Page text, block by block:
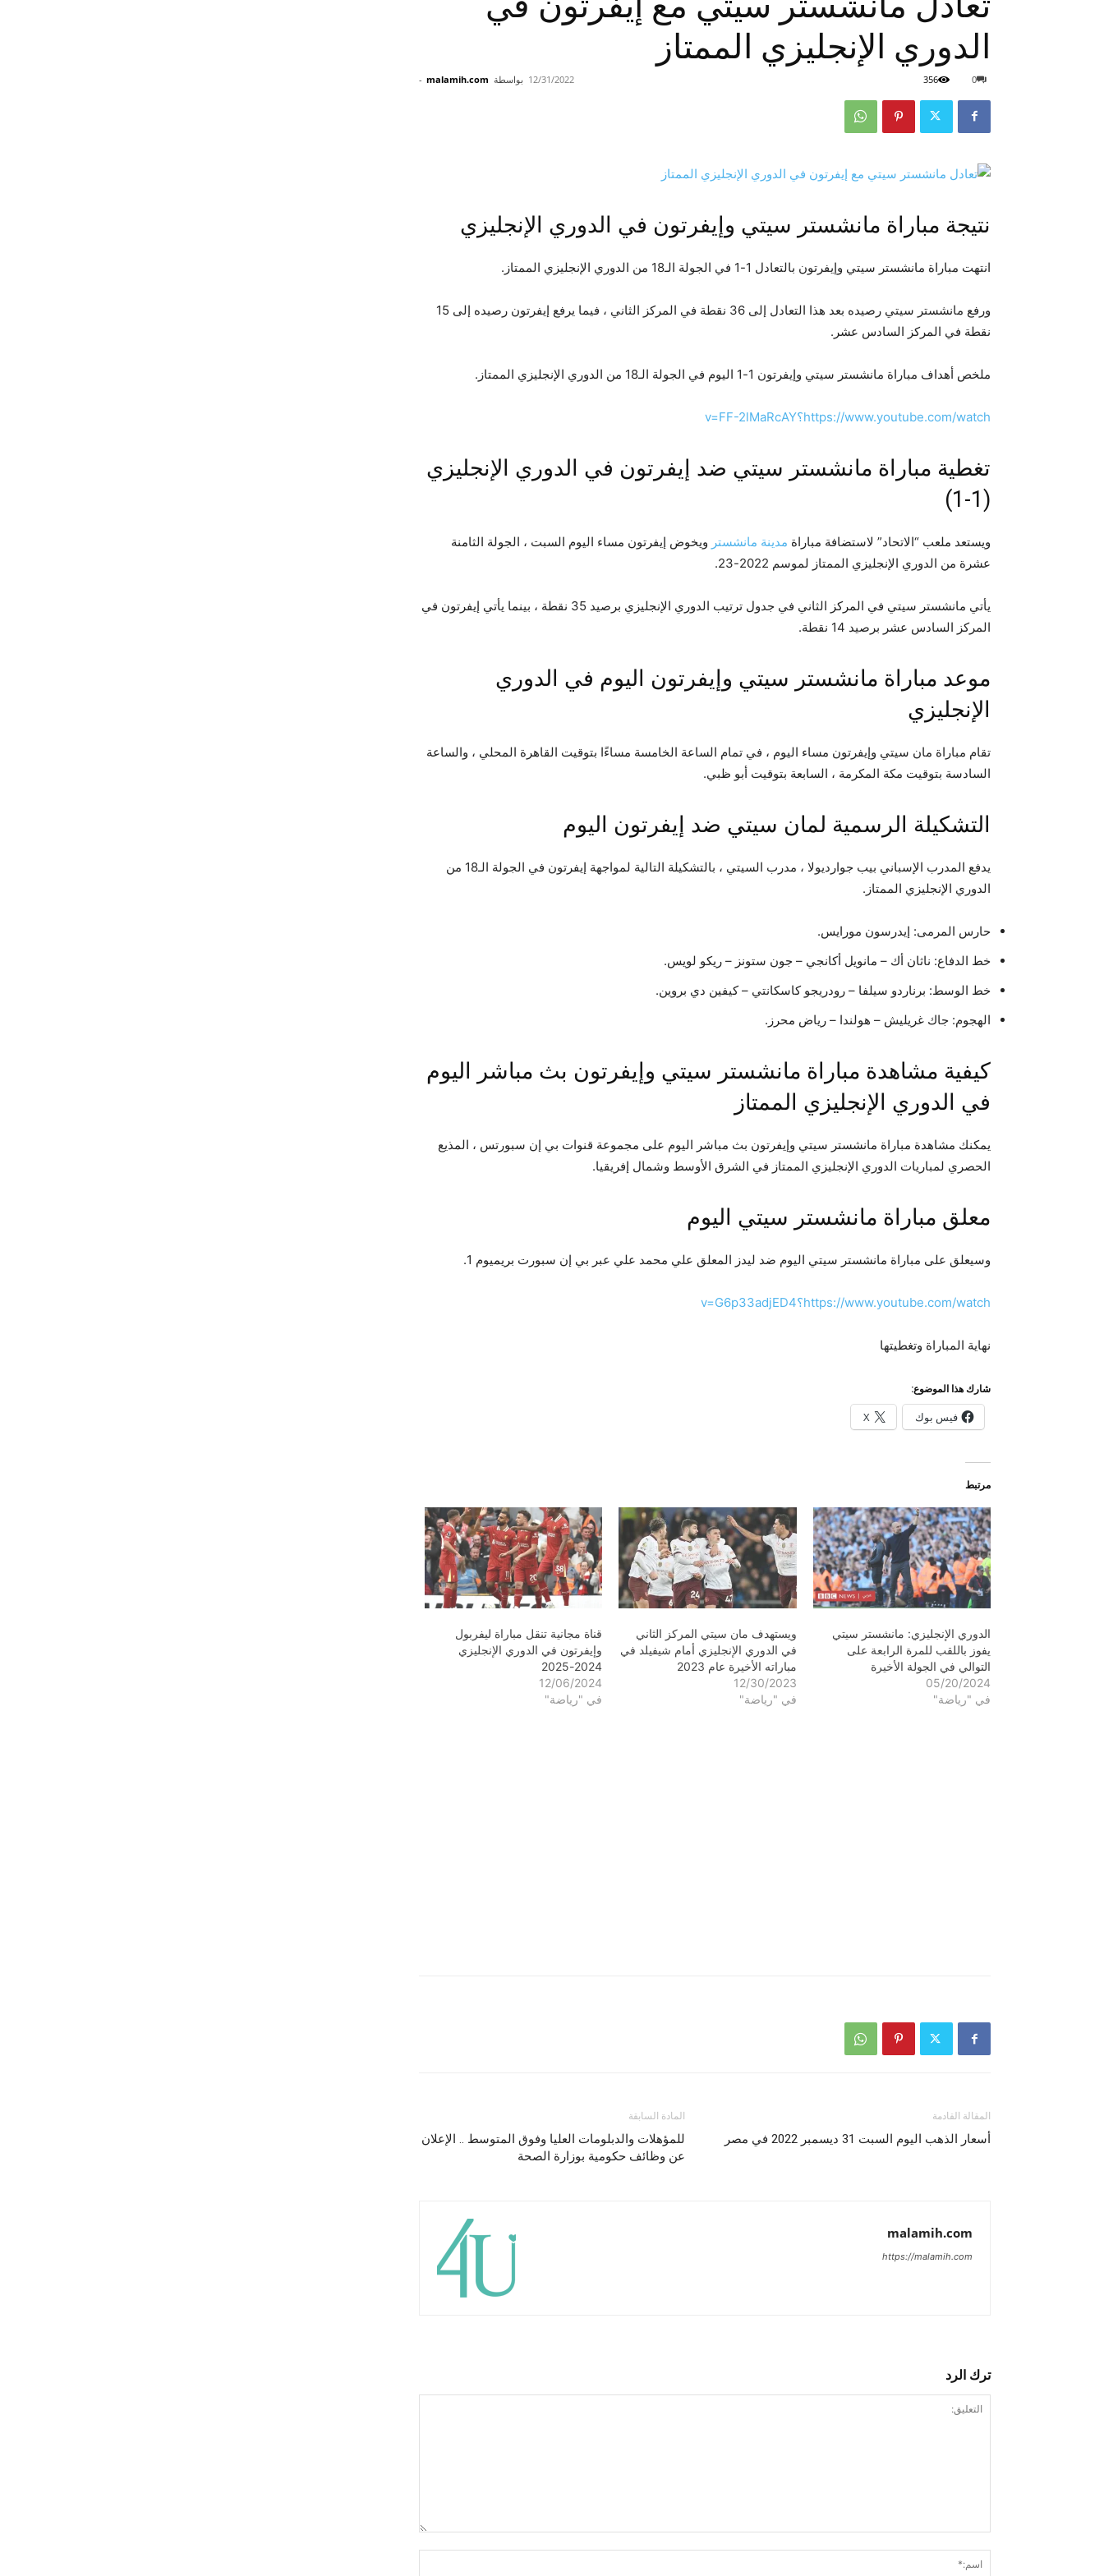
الدوري الإنجليزي الممتاز
بواسطة malamih.com
- 12/31/2022 0
356
نتيجة مباراة مانشستر سيتي وإيفرتون في الدوري الإنجليزي
انتهت مباراة مانشستر سيتي وإيفرتون بالتعادل 1-1 في الجولة الـ18 من الدوري الإنجليزي الممتاز.
ورفع مانشستر سيتي رصيده بعد هذا التعادل إلى 36 نقطة في المركز الثاني ، فيما يرفع إيفرتون رصيده إلى 15
نقطة في المركز السادس عشر.
ملخص أهداف مباراة مانشستر سيتي وإيفرتون 1-1 اليوم في الجولة الـ18 من الدوري الإنجليزي الممتاز.
https://www.youtube.com/watch؟v=FF-2lMaRcAY
تغطية مباراة مانشستر سيتي ضد إيفرتون في الدوري الإنجليزي
(1-1)
ويستعد ملعب “الاتحاد” لاستضافة مباراة مدينة مانشستر ويخوض إيفرتون مساء اليوم السبت ، الجولة الثامنة
عشرة من الدوري الإنجليزي الممتاز لموسم 2022-23.
يأتي مانشستر سيتي في المركز الثاني في جدول ترتيب الدوري الإنجليزي برصيد 35 نقطة ، بينما يأتي إيفرتون في
المركز السادس عشر برصيد 14 نقطة.
موعد مباراة مانشستر سيتي وإيفرتون اليوم في الدوري
الإنجليزي
تقام مباراة مان سيتي وإيفرتون مساء اليوم ، في تمام الساعة الخامسة مساءًا بتوقيت القاهرة المحلي ، والساعة
السادسة بتوقيت مكة المكرمة ، السابعة بتوقيت أبو ظبي.
التشكيلة الرسمية لمان سيتي ضد إيفرتون اليوم
يدفع المدرب الإسباني بيب جوارديولا ، مدرب السيتي ، بالتشكيلة التالية لمواجهة إيفرتون في الجولة الـ18 من
الدوري الإنجليزي الممتاز.
حارس المرمى: إيدرسون مورايس.
خط الدفاع: ناثان أك – مانويل أكانجي – جون ستونز – ريكو لويس.
خط الوسط: برناردو سيلفا – رودريجو كاسكانتي – كيفين دي بروين.
الهجوم: جاك غريليش – هولندا – رياض محرز.
كيفية مشاهدة مباراة مانشستر سيتي وإيفرتون بث مباشر اليوم
في الدوري الإنجليزي الممتاز
يمكنك مشاهدة مباراة مانشستر سيتي وإيفرتون بث مباشر اليوم على مجموعة قنوات بي إن سبورتس ، المذيع
الحصري لمباريات الدوري الإنجليزي الممتاز في الشرق الأوسط وشمال إفريقيا.
معلق مباراة مانشستر سيتي اليوم
وسيعلق على مباراة مانشستر سيتي اليوم ضد ليدز المعلق علي محمد علي عبر بي إن سبورت بريميوم 1.
https://www.youtube.com/watch؟v=G6p33adjED4
نهاية المباراة وتغطيتها
شارك هذا الموضوع:
فيس بوك X
مرتبط
الدوري الإنجليزي: مانشستر سيتي
يفوز باللقب للمرة الرابعة على
التوالي في الجولة الأخيرة
05/20/2024
في "رياضة"
ويستهدف مان سيتي المركز الثاني
في الدوري الإنجليزي أمام شيفيلد في
مباراته الأخيرة عام 2023
12/30/2023
في "رياضة"
قناة مجانية تنقل مباراة ليفربول
وإيفرتون في الدوري الإنجليزي
2024-2025
12/06/2024
في "رياضة"
المادة السابقة
للمؤهلات والدبلومات العليا وفوق المتوسط ​​.. الإعلان
عن وظائف حكومية بوزارة الصحة
المقالة القادمة
أسعار الذهب اليوم السبت 31 ديسمبر 2022 في مصر
malamih.com
https://malamih.com
ترك الرد